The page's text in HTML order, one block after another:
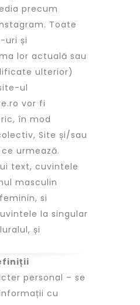
precum
Toate
uri și
lor actuală sau
ulterior)
ul
vor fi
în mod
Site și/sau
urmează.
text, cuvintele
masculin
si
la singular
și
personal – se
cu